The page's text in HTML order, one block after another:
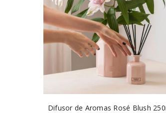
Difusor de Aromas Rosé Blush